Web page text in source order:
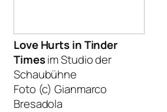
Love Hurts in Tinder
Timesim Studio der
Schaubühne
Foto (c) Gianmarco
Bresadola